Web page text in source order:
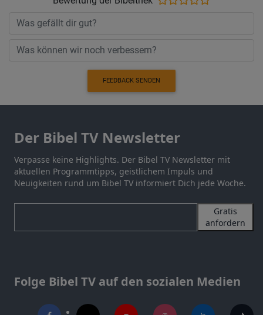
FEEDBACK SENDEN
Der Bibel TV Newsletter
Verpasse keine Highlights. Der Bibel TV Newsletter mit
aktuellen Programmtipps, geistlichem Impuls und
Neuigkeiten rund um Bibel TV informiert Dich jede Woche.
Gratis
anfordern
Folge Bibel TV auf den sozialen Medien